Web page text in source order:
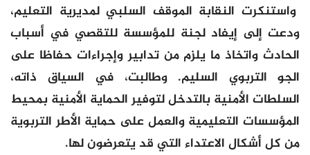
واستنكرت النقابة الموقف السلبي لمديرية التعليم،
ودعت إلى إيفاد لجنة للمؤسسة للتقصي في أسباب
الحادث واتخاذ ما يلزم من تدابير وإجراءات حفاظا على
الجو التربوي السليم. وطالبت، في السياق ذاته،
السلطات الأمنية بالتدخل لتوفير الحماية الأمنية بمحيط
المؤسسات التعليمية والعمل على حماية الأطر التربوية
من كل أشكال الاعتداء التي قد يتعرضون لها.